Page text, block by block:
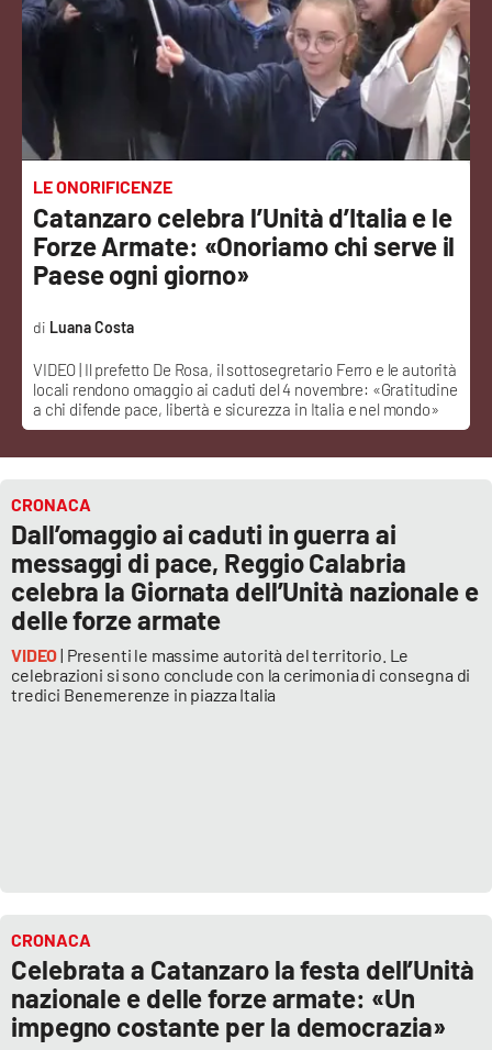
Sanità
Cultura
Podcast
Meteo
VIDEO
Ambiente
Cultura
Economia e Lavoro
Politica
Sanità
Good Morning Vietnam
Parchi Marini Calabria
LE ONORIFICENZE
Catanzaro celebra l’Unità d’Italia e le
Forze Armate: «Onoriamo chi serve il
Paese ogni giorno»
VIDEO | Il prefetto De Rosa, il sottosegretario Ferro e le autorità
locali rendono omaggio ai caduti del 4 novembre: «Gratitudine
a chi difende pace, libertà e sicurezza in Italia e nel mondo»
Luana Costa
CRONACA
Dall’omaggio ai caduti in guerra ai
messaggi di pace, Reggio Calabria
celebra la Giornata dell’Unità nazionale e
delle forze armate
VIDEO| Presenti le massime autorità del territorio. Le
celebrazioni si sono conclude con la cerimonia di consegna di
tredici Benemerenze in piazza Italia
CRONACA
Celebrata a Catanzaro la festa dell’Unità
nazionale e delle forze armate: «Un
impegno costante per la democrazia»